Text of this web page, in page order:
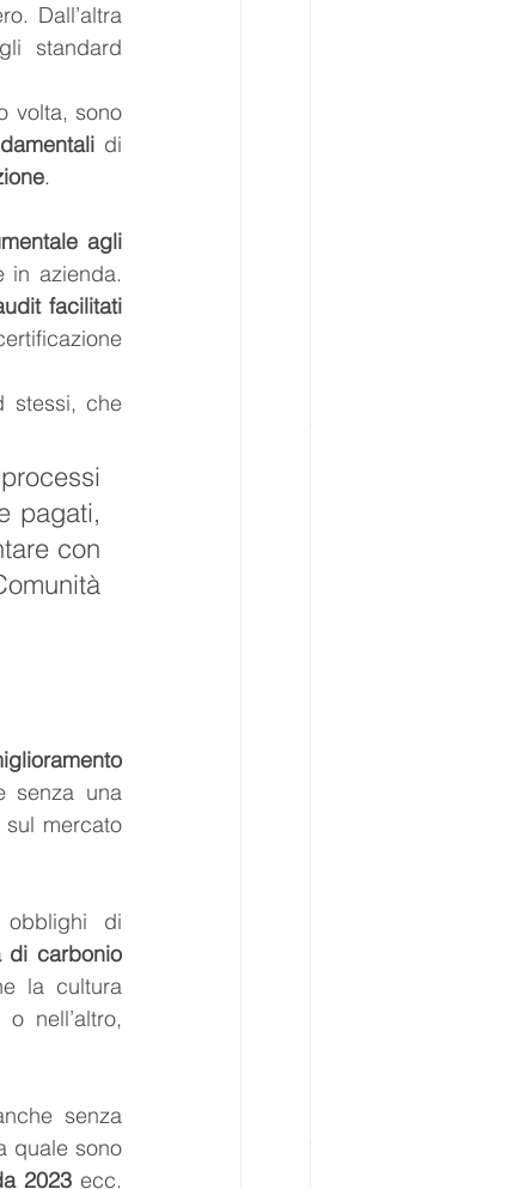
Dall’altra
standard
volta, sono
di
.
agli
facilitati
stessi, che
pagati,
con
senza una
mercato
di carbonio
la cultura
nell’altro,
senza
quale sono
2023 ecc.